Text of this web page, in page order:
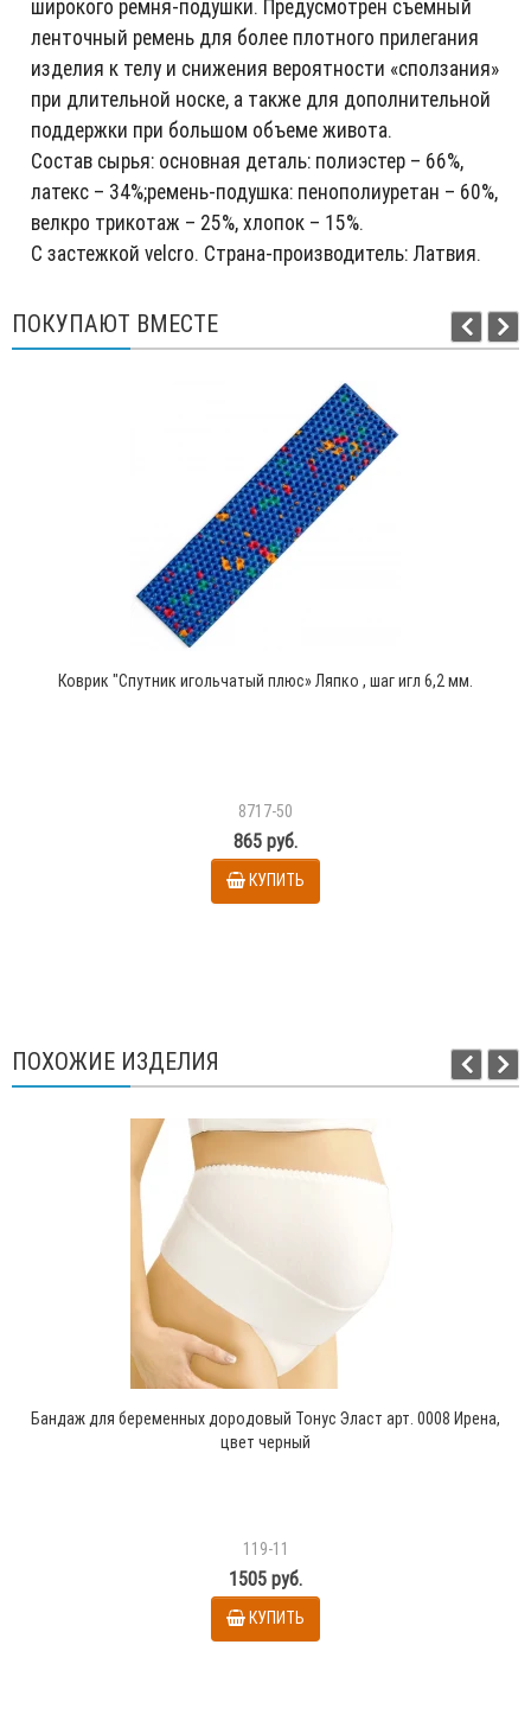
широкого ремня-подушки. Предусмотрен съемный
ленточный ремень для более плотного прилегания
изделия к телу и снижения вероятности «сползания»
при длительной носке, а также для дополнительной
поддержки при большом объеме живота.
Состав сырья: основная деталь: полиэстер – 66%,
латекс – 34%;ремень-подушка: пенополиуретан – 60%,
велкро трикотаж – 25%, хлопок – 15%.
С застежкой velcro. Страна-производитель: Латвия.
ПОКУПАЮТ ВМЕСТЕ
Коврик "Спутник игольчатый плюс» Ляпко , шаг игл 6,2 мм.
8717-50
865 руб.
КУПИТЬ
ПОХОЖИЕ ИЗДЕЛИЯ
Бандаж для беременных дородовый Тонус Эласт арт. 0008 Ирена,
цвет черный
119-11
1505 руб.
КУПИТЬ